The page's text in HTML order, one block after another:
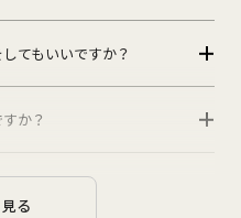
てもいいですか？
か？
な影響を与えるのですか？
る